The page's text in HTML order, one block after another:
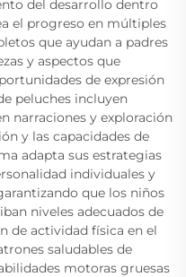
del desarrollo dentro
el progreso en múltiples
que ayudan a padres
y aspectos que
de expresión
peluches incluyen
narraciones y exploración
y las capacidades de
adapta sus estrategias
individuales y
que los niños
niveles adecuados de
de actividad física en el
saludables de
motoras gruesas